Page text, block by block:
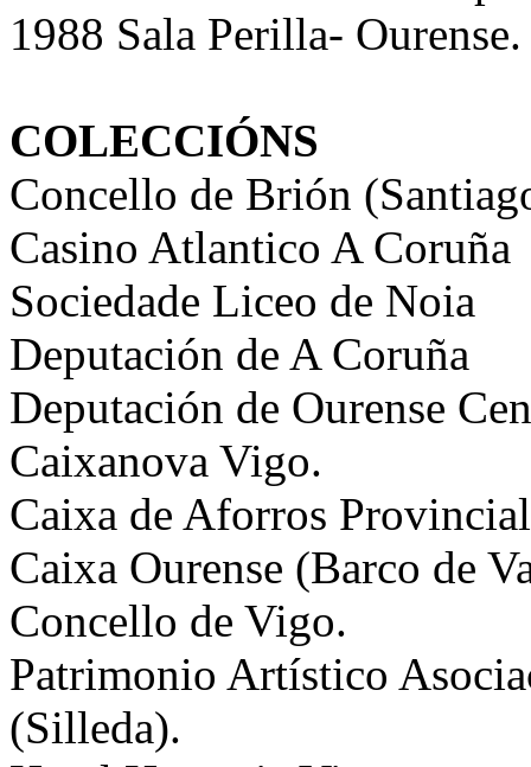
1988 Sala Perilla- Ourense.
COLECCIÓNS
Concello de Brión
Casino Atlantico A Coruña
Sociedade Liceo de Noia
Deputación de A Coruña
Deputación de Ourense
Caixanova Vigo.
Caixa de Aforros
Caixa Ourense (Barco de
Concello de Vigo.
Patrimonio Artístico
(Silleda).